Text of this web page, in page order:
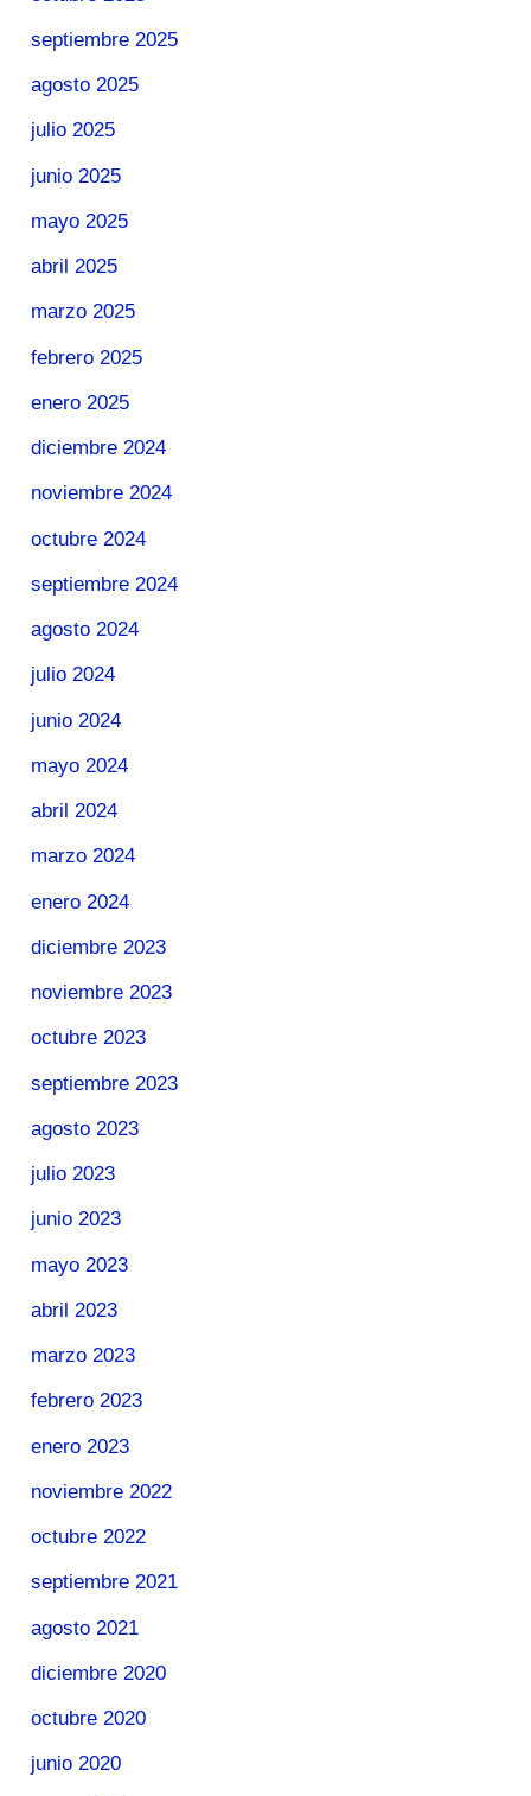
septiembre 2025
agosto 2025
julio 2025
junio 2025
mayo 2025
abril 2025
marzo 2025
febrero 2025
enero 2025
diciembre 2024
noviembre 2024
octubre 2024
septiembre 2024
agosto 2024
julio 2024
junio 2024
mayo 2024
abril 2024
marzo 2024
enero 2024
diciembre 2023
noviembre 2023
octubre 2023
septiembre 2023
agosto 2023
julio 2023
junio 2023
mayo 2023
abril 2023
marzo 2023
febrero 2023
enero 2023
noviembre 2022
octubre 2022
septiembre 2021
agosto 2021
diciembre 2020
octubre 2020
junio 2020